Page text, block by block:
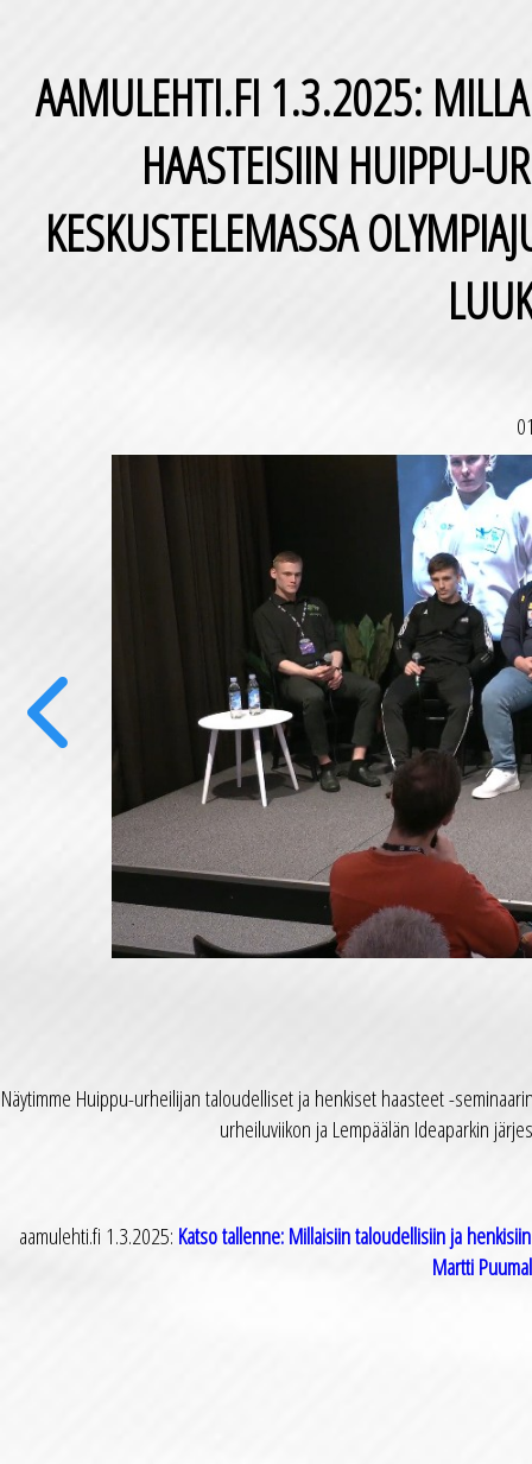
AAMULEHTI.FI 1.3.2025:
HAASTEISIIN HUIPPU-
KESKUSTELEMASSA
Näytimme Huippu-urheilijan taloudelliset ja henkiset haasteet -
urheiluviikon ja Lempäälän Ideaparkin
aamulehti.fi 1.3.2025: Katso tallenne: Millaisiin taloudellisiin ja
Martti